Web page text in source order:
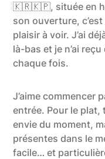
🇰🇷​🇰🇵​, située en
son ouverture,
plaisir à voir. J’ai
là-bas et je n’ai
chaque fois.
J’aime commencer
entrée. Pour le plat,
envie du moment,
présentes dans le
facile… et